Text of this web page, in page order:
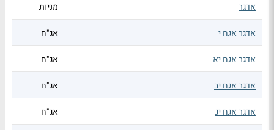
אדגר מניות
אדגר אגח י אג"ח
אדגר אגח יא אג"ח
אדגר אגח יב אג"ח
אדגר אגח יג אג"ח